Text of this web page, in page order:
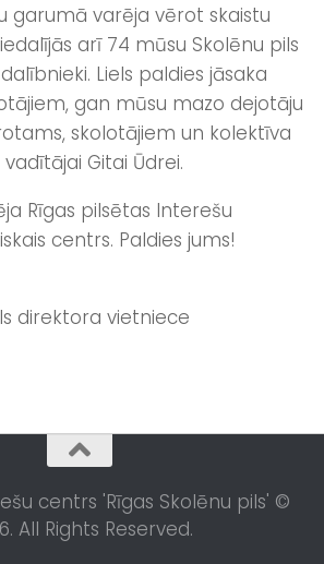
garumā varēja vērot skaistu
arī 74 mūsu Skolēnu pils
dalībnieki. Liels paldies jāsaka
gan mūsu mazo dejotāju
skolotājiem un kolektīva
Gitai Ūdrei.
Rīgas pilsētas Interešu
centrs. Paldies jums!
direktora vietniece
centrs 'Rīgas Skolēnu pils' ©
All Rights Reserved.